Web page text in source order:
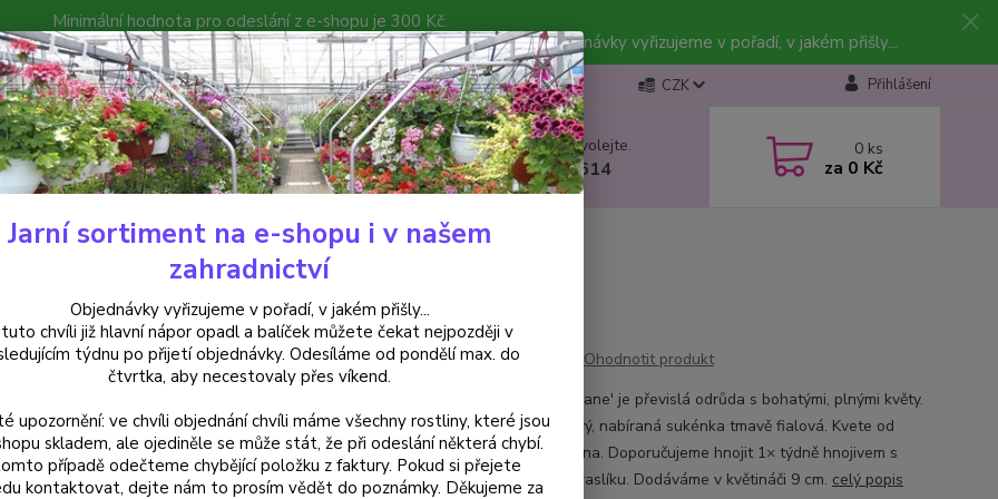
Minimální hodnota pro odeslání z e-shopu je 300 Kč.
můžete čekat nejpozději v následujícím týdnu po přijetí objednávky. Objednávky vyřizujeme v pořadí, v jakém přišly...
Poradna Kontakty CZK Přihlášení
Hledat Nevíte si rady? Zavolejte.
+420 602 223 614
0 ks
za 0 Kč
Fuchsie Samanta Jane Fuchsie - 1 ks
Jane Fuchsie - 1 ks
Ohodnotit produkt
Fuchsia 'Samanta Jane' je převislá odrůda s bohatými, plnými květy.
Kalich je sytě růžový, nabíraná sukénka tmavě fialová. Kvete od
konce května do října. Doporučujeme hnojit 1× týdně hnojivem s
vyšším obsahem draslíku. Dodáváme v květináči 9 cm. celý popis
Jarní sortiment na e-shopu i v našem
zahradnictví
Objednávky vyřizujeme v pořadí, v jakém přišly...
chvíli již hlavní nápor opadl a balíček můžete čekat nejpozději v
týdnu po přijetí objednávky. Odesíláme od pondělí max. do
čtvrtka, aby necestovaly přes víkend.
upozornění: ve chvíli objednání chvíli máme všechny rostliny, které jsou
skladem, ale ojediněle se může stát, že při odeslání některá chybí.
případě odečteme chybějící položku z faktury. Pokud si přejete
kontaktovat, dejte nám to prosím vědět do poznámky. Děkujeme za